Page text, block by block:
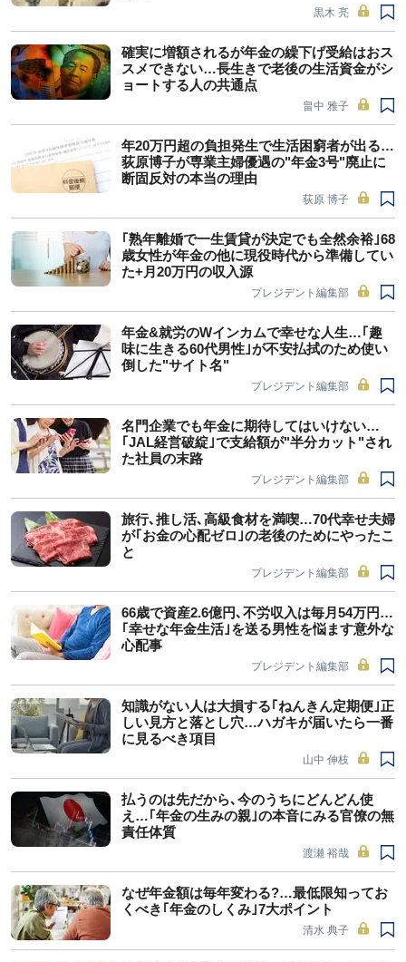
黒木 亮
確実に増額されるが年金の繰下げ受給はおス
スメできない…長生きで老後の生活資金がシ
ョートする人の共通点
畠中 雅子
年20万円超の負担発生で生活困窮者が出る…
荻原博子が専業主婦優遇の"年金3号"廃止に
断固反対の本当の理由
荻原 博子
｢熟年離婚で一生賃貸が決定でも全然余裕｣68
歳女性が年金の他に現役時代から準備してい
た+月20万円の収入源
プレジデント編集部
年金&就労のWインカムで幸せな人生…｢趣
味に生きる60代男性｣が不安払拭のため使い
倒した"サイト名"
プレジデント編集部
名門企業でも年金に期待してはいけない…
｢JAL経営破綻｣で支給額が"半分カット"され
た社員の末路
プレジデント編集部
旅行､推し活､高級食材を満喫…70代幸せ夫婦
が｢お金の心配ゼロ｣の老後のためにやったこ
と
プレジデント編集部
66歳で資産2.6億円､不労収入は毎月54万円…
｢幸せな年金生活｣を送る男性を悩ます意外な
心配事
プレジデント編集部
知識がない人は大損する｢ねんきん定期便｣正
しい見方と落とし穴…ハガキが届いたら一番
に見るべき項目
山中 伸枝
払うのは先だから､今のうちにどんどん使
え…｢年金の生みの親｣の本音にみる官僚の無
責任体質
渡瀬 裕哉
なぜ年金額は毎年変わる?…最低限知ってお
くべき｢年金のしくみ｣7大ポイント
清水 典子